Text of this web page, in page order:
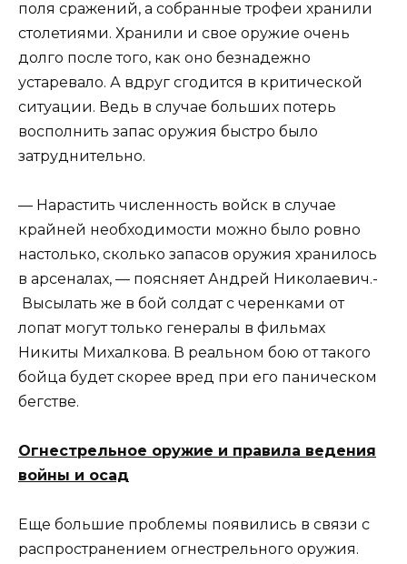
поля сражений, а собранные трофеи хранили
столетиями. Хранили и свое оружие очень
долго после того, как оно безнадежно
устаревало. А вдруг сгодится в критической
ситуации. Ведь в случае больших потерь
восполнить запас оружия быстро было
затруднительно.
— Нарастить численность войск в случае
крайней необходимости можно было ровно
настолько, сколько запасов оружия хранилось
в арсеналах, — поясняет Андрей Николаевич.-
Высылать же в бой солдат с черенками от
лопат могут только генералы в фильмах
Никиты Михалкова. В реальном бою от такого
бойца будет скорее вред при его паническом
бегстве.
Огнестрельное оружие и правила ведения
войны и осад
Еще большие проблемы появились в связи с
распространением огнестрельного оружия.